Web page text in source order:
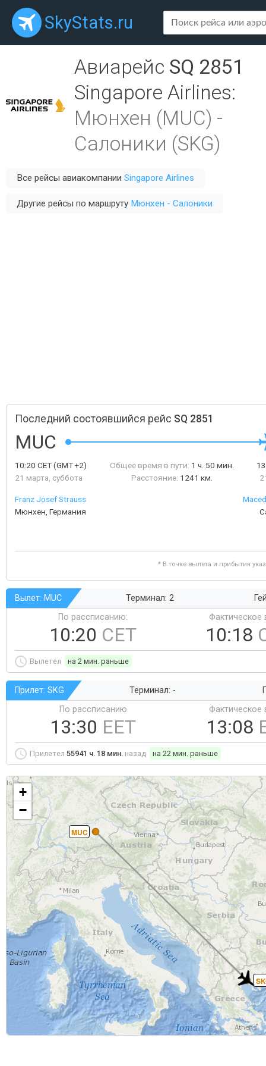
SkyStats.ru
Авиарейс SQ 2851
Singapore Airlines:
Мюнхен (MUC) -
Салоники (SKG)
Все рейсы авиакомпании Singapore Airlines
Другие рейсы по маршруту Мюнхен - Салоники
Последний состоявшийся рейс SQ 2851
MUC
10:20 CET(GMT +2)
21 марта, суббота
Общее время в пути: 1 ч. 50 мин.
Расстояние: 1241 км.
Franz Josef Strauss
Мюнхен, Германия
* В точке вылета и прибытия
Вылет: MUC Терминал: 2
По рассписанию:
10:20 CET
Фактическое
10:18
Вылетел на 2 мин. раньше
Прилет: SKG Терминал: -
По рассписанию
13:30 EET
Фактическое
13:08
Прилетел 55941 ч. 18 мин. назад на 22 мин. раньше
MUC
+
−